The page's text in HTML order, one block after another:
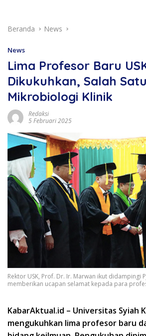
Beranda News
News
Lima Profesor Baru
Dikukuhkan, Salah
Mikrobiologi Klinik
Redaksi
5 Februari 2025
Rektor USK, Prof. Dr. Ir. Marwan ikut didampingi
memberikan ucapan selamat kepada para
KabarAktual.id – Universitas Syiah
mengukuhkan lima profesor baru